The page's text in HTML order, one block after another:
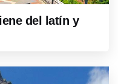
del latín y